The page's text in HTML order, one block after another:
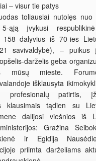
– visur tie patys
toliausiai nutolęs nuo
ąją įvykusi
158 dalyvius iš 70-ies
savivaldybė), – puikus
darželis geba
mūsų mieste.
išklausyta
profesionalų patirtis,
klausimais tądien su
dalijosi viešnios iš
Gražina
ir Egidija
priimta darželiams